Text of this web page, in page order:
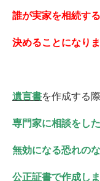
誰が実家を相続す
決めることになり
遺言書を作成する
専門家に相談をし
無効になる恐れの
公正証書で作成し